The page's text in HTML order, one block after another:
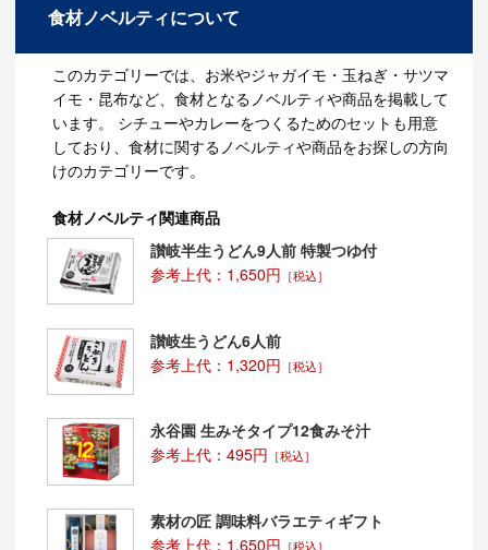
イスされた時に発生する物質が気化し、目・鼻の粘膜を
粘膜からの侵入を防ぐことで、防ぐことが出来ます。
タマネギは、イヌやネコのペットに食べさせてしまう
と、タマネギ中毒の原因となりますので、避けてくださ
い。
食材ノベルティについて
このカテゴリーでは、お米やジャガイモ・玉ねぎ・サツマ
イモ・昆布など、食材となるノベルティや商品を掲載して
います。 シチューやカレーをつくるためのセットも用意
しており、食材に関するノベルティや商品をお探しの方向
けのカテゴリーです。
食材ノベルティ関連商品
讃岐半生うどん9人前 特製つゆ付
参考上代：1,650円 ［税込］
讃岐生うどん6人前
参考上代：1,320円 ［税込］
永谷園 生みそタイプ12食みそ汁
参考上代：495円 ［税込］
素材の匠 調味料バラエティギフト
参考上代：1,650円 ［税込］